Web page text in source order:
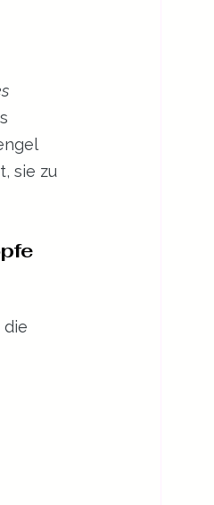
sie zu
die